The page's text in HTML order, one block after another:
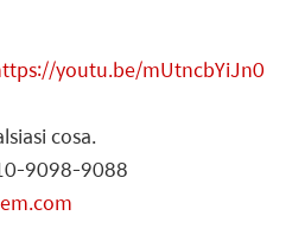
youtu.be/mUtncbYiJn0
cosa.
9098-9088